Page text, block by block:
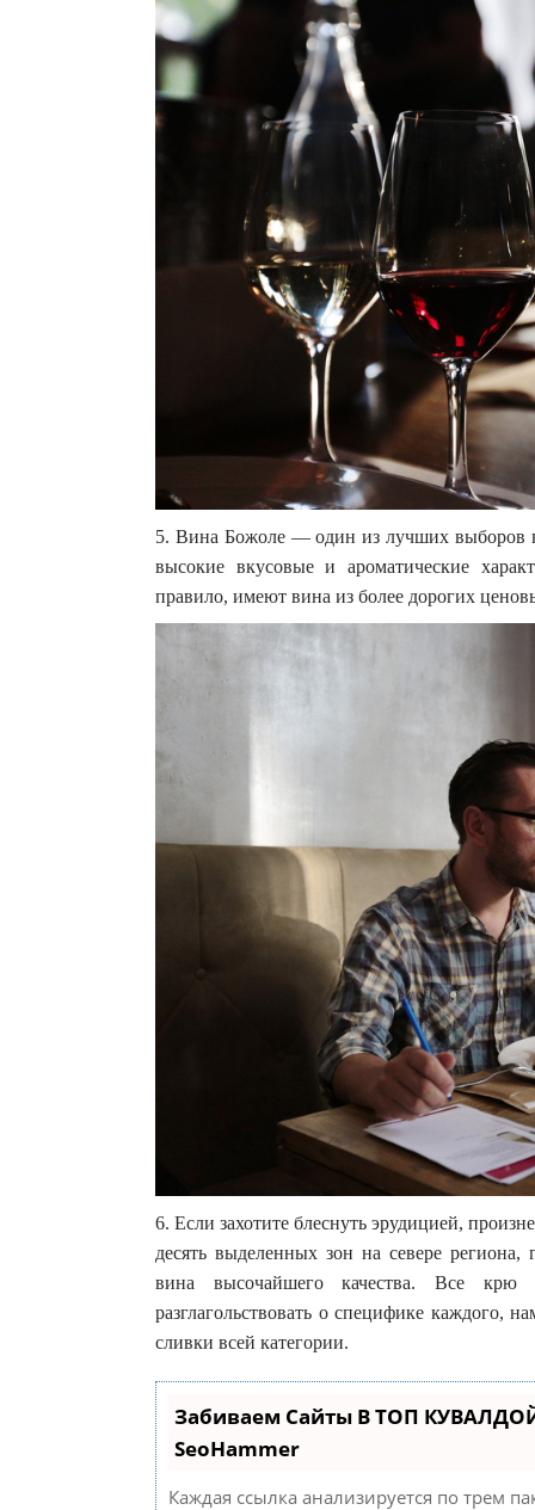
5. Вина Божоле — один из лучших выборов
высокие вкусовые и ароматические
правило, имеют вина из более дорогих
6. Если захотите блеснуть эрудицией,
десять выделенных зон на севере
вина высочайшего качества. Все
разглагольствовать о специфике
сливки всей категории.
Забиваем Сайты В ТОП
SeoHammer
Каждая ссылка анализируется по трем